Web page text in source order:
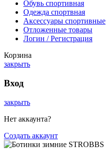
Обувь спортивная
Одежда спортвная
Аксессуары спортивные
Отложенные товары
Логин / Регистрация
Корзина
закрыть
Вход
закрыть
Нет аккаунта?
Создать аккаунт